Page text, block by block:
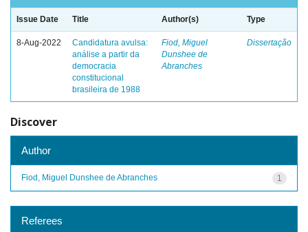
Issue Date Title Author(s) Type
8-Aug-2022
Candidatura avulsa:
análise a partir da
democracia
constitucional
brasileira de 1988
Fiod, Miguel
Dunshee de
Abranches
Dissertação
Discover
Author
1
Fiod, Miguel Dunshee de Abranches
Referees